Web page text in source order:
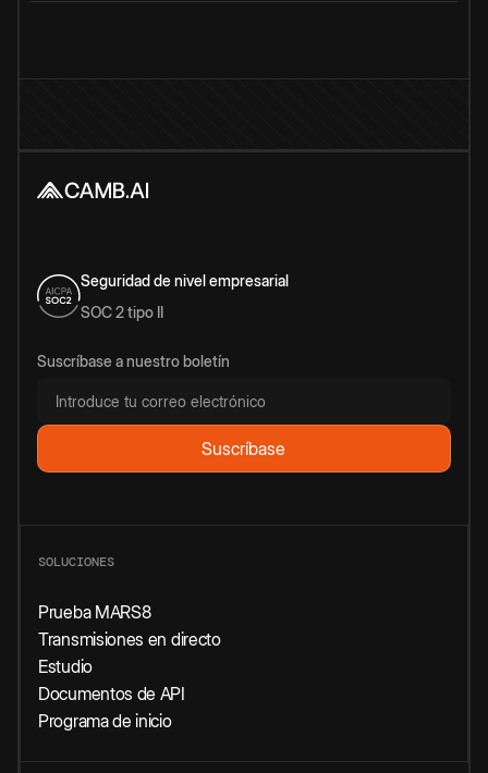
Seguridad de nivel empresarial
SOC 2 tipo II
Suscríbase a nuestro boletín
SOLUCIONES
Prueba MARS8
Transmisiones en directo
Estudio
Documentos de API
Programa de inicio